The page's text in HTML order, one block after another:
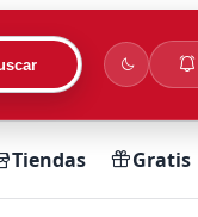
Tiendas Gratis